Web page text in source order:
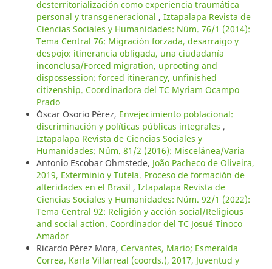
desterritorialización como experiencia traumática
personal y transgeneracional , Iztapalapa Revista de
Ciencias Sociales y Humanidades: Núm. 76/1 (2014):
Tema Central 76: Migración forzada, desarraigo y
despojo: itinerancia obligada, una ciudadanía
inconclusa/Forced migration, uprooting and
dispossession: forced itinerancy, unfinished
citizenship. Coordinadora del TC Myriam Ocampo
Prado
Óscar Osorio Pérez, Envejecimiento poblacional:
discriminación y políticas públicas integrales ,
Iztapalapa Revista de Ciencias Sociales y
Humanidades: Núm. 81/2 (2016): Miscelánea/Varia
Antonio Escobar Ohmstede, João Pacheco de Oliveira,
2019, Exterminio y Tutela. Proceso de formación de
alteridades en el Brasil , Iztapalapa Revista de
Ciencias Sociales y Humanidades: Núm. 92/1 (2022):
Tema Central 92: Religión y acción social/Religious
and social action. Coordinador del TC Josué Tinoco
Amador
Ricardo Pérez Mora, Cervantes, Mario; Esmeralda
Correa, Karla Villarreal (coords.), 2017, Juventud y